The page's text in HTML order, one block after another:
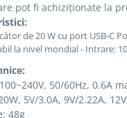
pot fi achiziționate la
de 20 W cu port USB-C
la nivel mondial - Intrare:
50/60Hz, 0.6A
5V/3.0A, 9V/2.22A,
48g